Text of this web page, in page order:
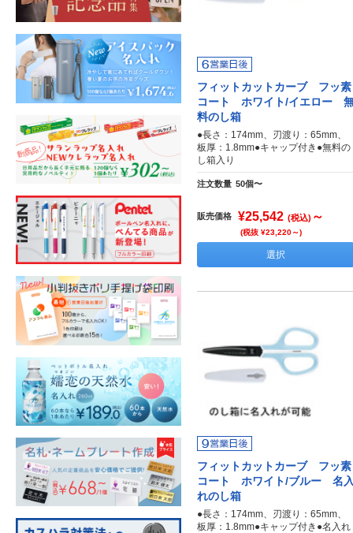
フィットカットカーブ フッ素
コート ホワイト/イエロー
料のし箱
●長さ：174mm、刃渡り：65mm、
板厚：1.8mm●キャップ付き●無料の
し箱入り
注文数量 50個〜
販売価格 ¥25,542 (税込) ～
(税抜 ¥23,220～)
選択
フィットカットカーブ フッ素
コート ホワイト/ブルー 名
れのし箱
●長さ：174mm、刃渡り：65mm、
板厚：1.8mm●キャップ付き●名入れ